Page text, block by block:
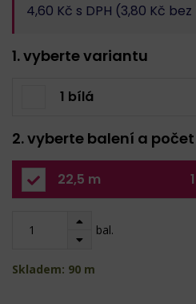
4,60 Kč s DPH (3,80 Kč bez
1. vyberte variantu
1 bílá
2. vyberte balení a
22,5 m
bal.
Skladem: 90 m